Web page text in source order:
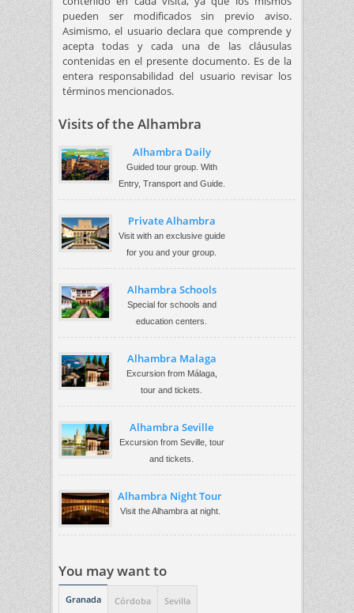
pueden ser modificados sin previo aviso.
Asimismo, el usuario declara que comprende y
acepta todas y cada una de las cláusulas
contenidas en el presente documento. Es de la
entera responsabilidad del usuario revisar los
términos mencionados.
Visits of the Alhambra
Alhambra Daily
Guided tour group. With
Entry, Transport and Guide.
Private Alhambra
Visit with an exclusive guide
for you and your group.
Alhambra Schools
Special for schools and
education centers.
Alhambra Malaga
Excursion from Málaga,
tour and tickets.
Alhambra Seville
Excursion from Seville, tour
and tickets.
Alhambra Night Tour
Visit the Alhambra at night.
You may want to
Granada Córdoba Sevilla